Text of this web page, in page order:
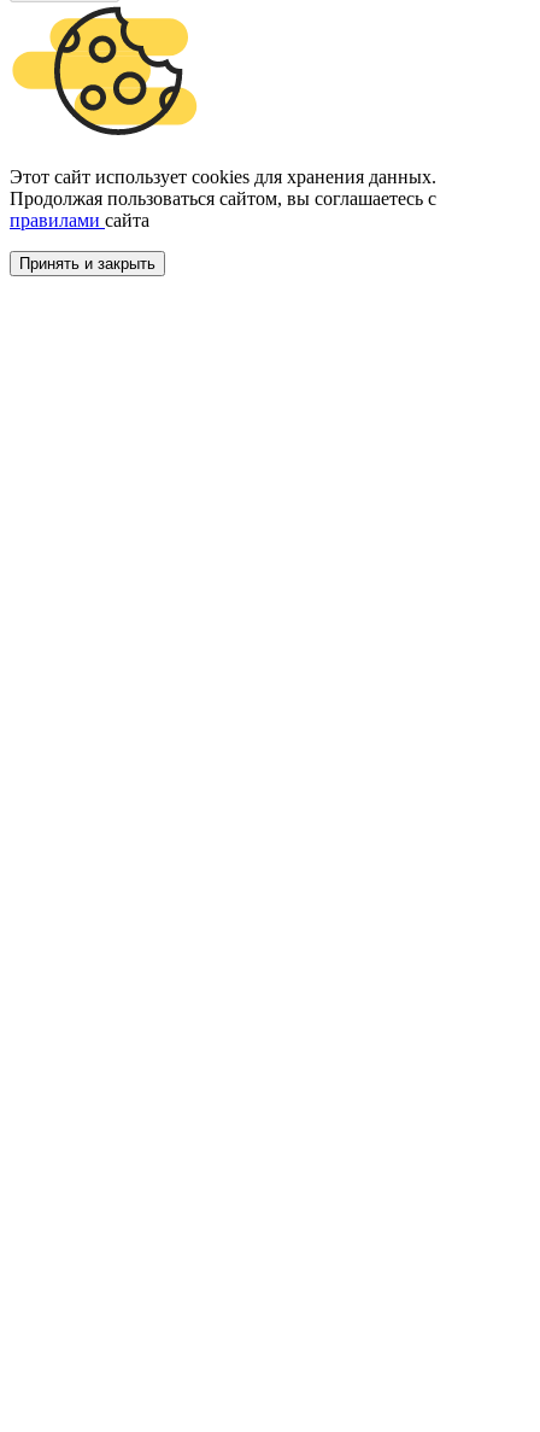
Этот сайт использует cookies для хранения данных.
Продолжая пользоваться сайтом, вы соглашаетесь с
правилами сайта
Принять и закрыть